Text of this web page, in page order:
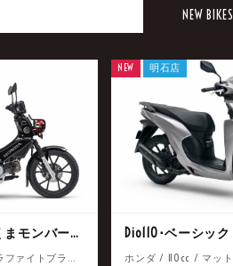
NEW BIKES
クロスカブ110 くまモンバージョン
ホンダ / 110cc / グラファイトブラック
Dio110･ベーシック
NEW 明石店